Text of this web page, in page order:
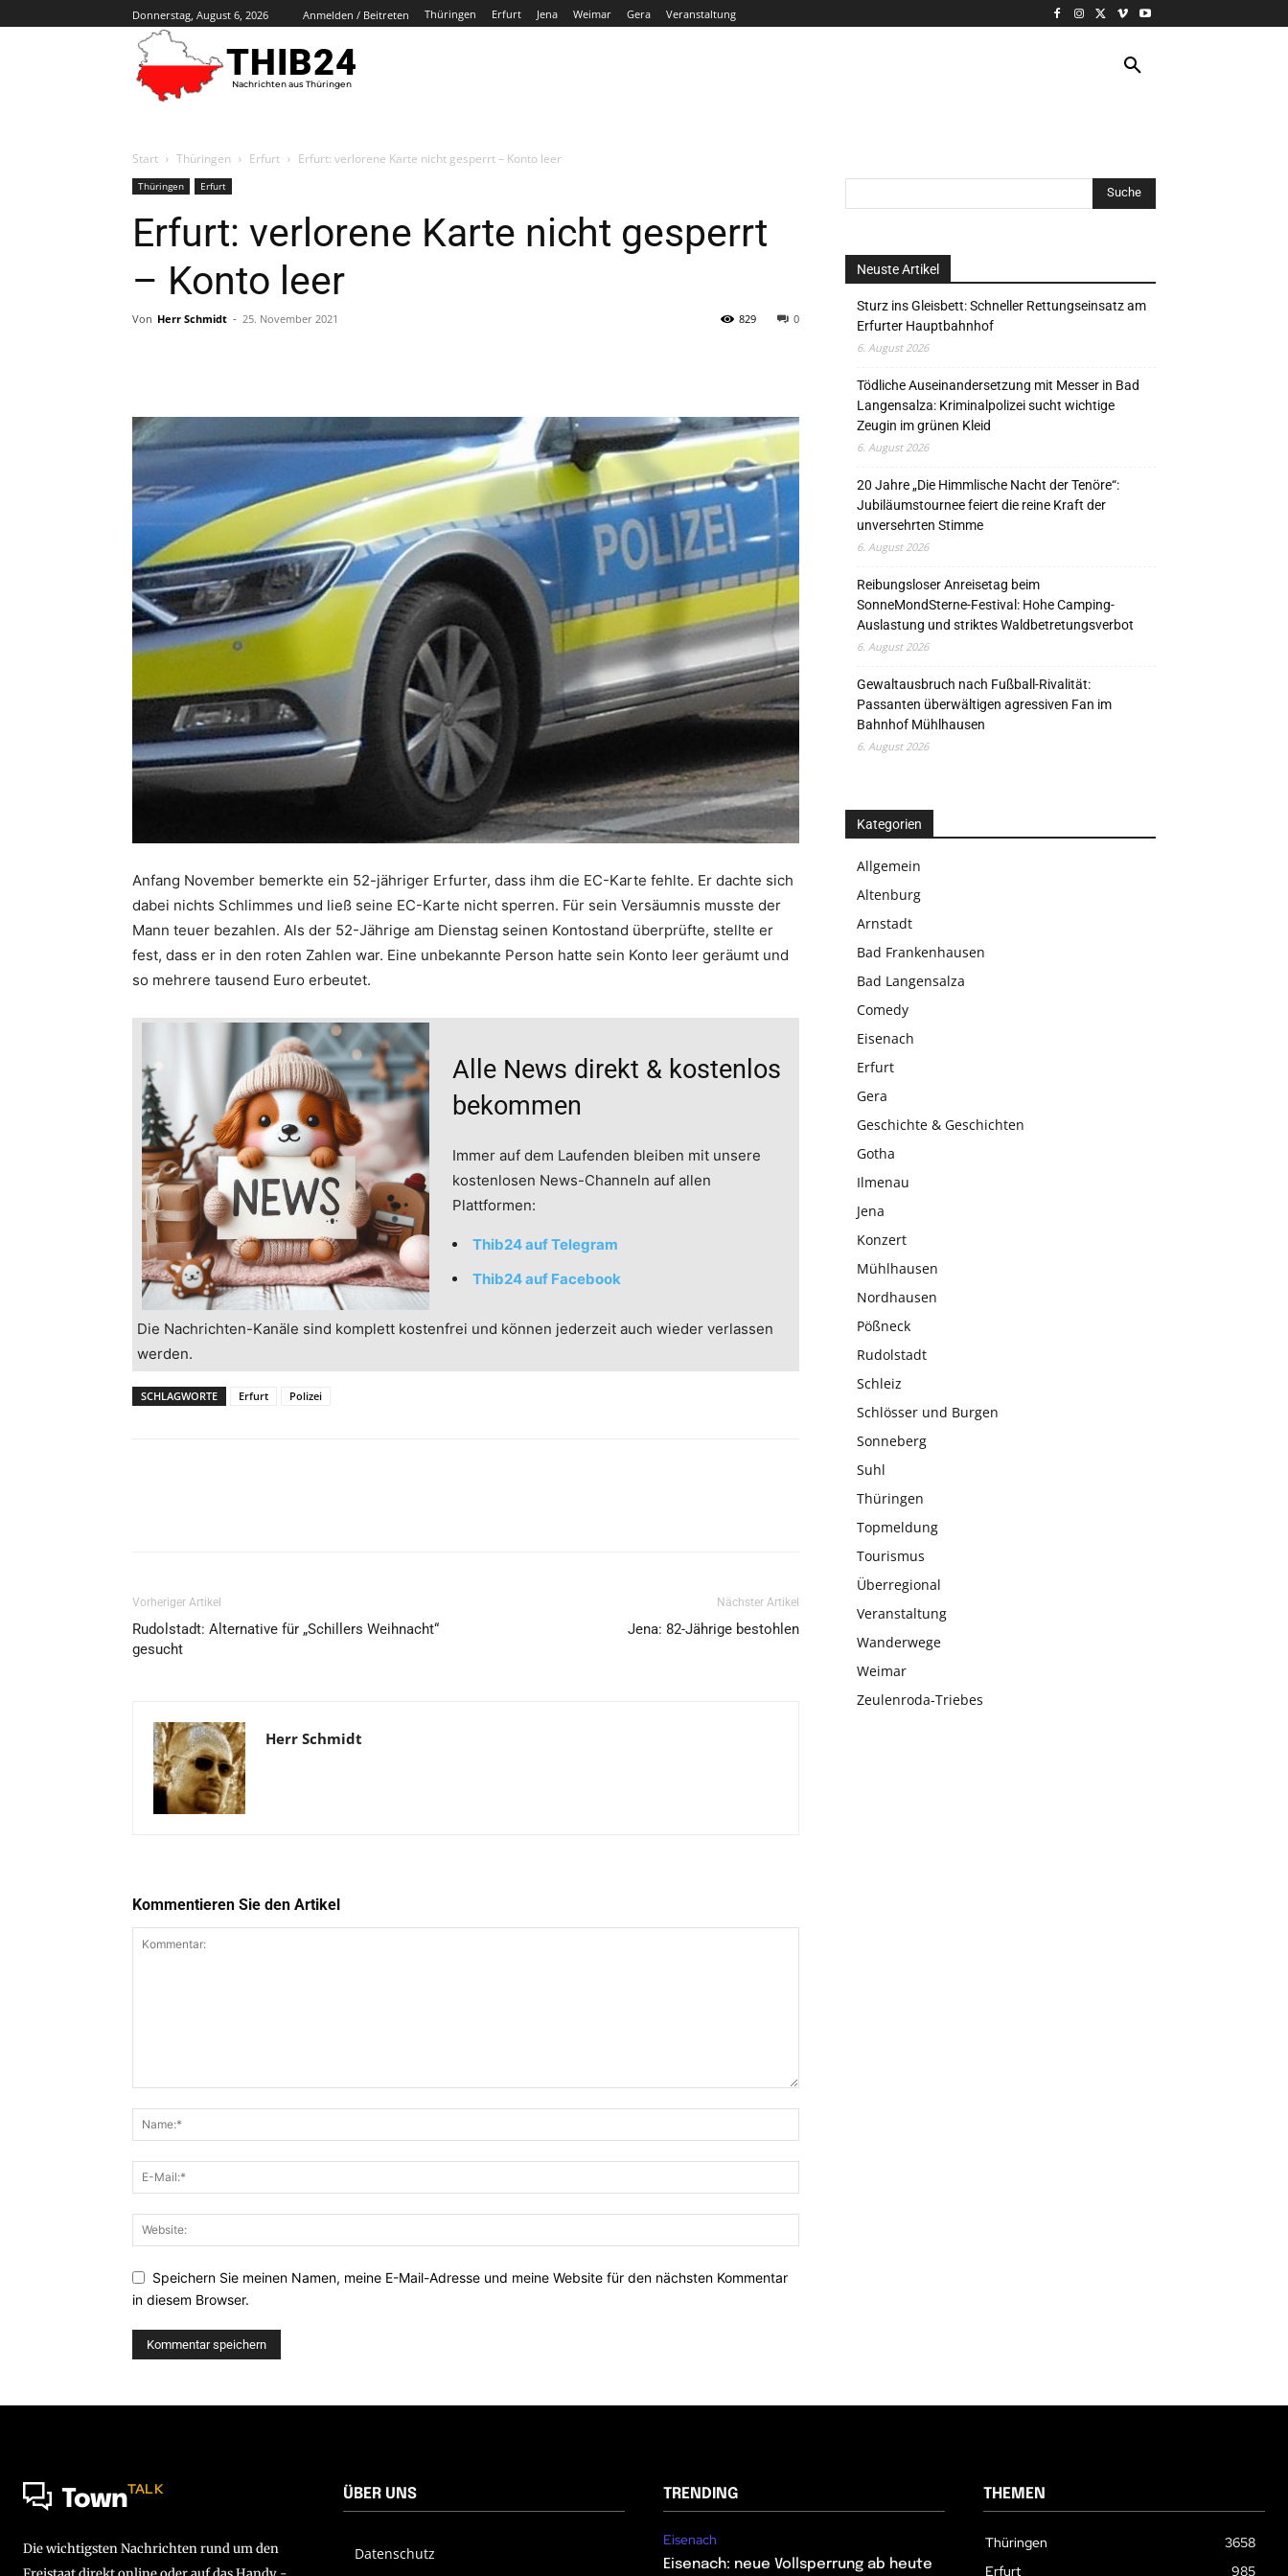
Donnerstag, August 6, 2026 Anmelden / Beitreten Thüringen Erfurt Jena Weimar Gera Veranstaltung
THIB24
Nachrichten aus Thüringen
Start Thüringen Erfurt Erfurt: verlorene Karte nicht gesperrt – Konto leer
Thüringen Erfurt
Erfurt: verlorene Karte nicht gesperrt
– Konto leer
Von Herr Schmidt - 25. November 2021 0
829
Anfang November bemerkte ein 52-jähriger Erfurter, dass ihm die EC-Karte fehlte. Er dachte sich
dabei nichts Schlimmes und ließ seine EC-Karte nicht sperren. Für sein Versäumnis musste der
Mann teuer bezahlen. Als der 52-Jährige am Dienstag seinen Kontostand überprüfte, stellte er
fest, dass er in den roten Zahlen war. Eine unbekannte Person hatte sein Konto leer geräumt und
so mehrere tausend Euro erbeutet.
Alle News direkt & kostenlos
bekommen
Immer auf dem Laufenden bleiben mit unsere
kostenlosen News-Channeln auf allen
Plattformen:
Thib24 auf Telegram
Thib24 auf Facebook
Die Nachrichten-Kanäle sind komplett kostenfrei und können jederzeit auch wieder verlassen
werden.
SCHLAGWORTE Erfurt Polizei
Vorheriger Artikel
Rudolstadt: Alternative für „Schillers Weihnacht“
gesucht
Nächster Artikel
Jena: 82-Jährige bestohlen
Herr Schmidt
Kommentieren Sie den Artikel
Speichern Sie meinen Namen, meine E-Mail-Adresse und meine Website für den nächsten Kommentar
in diesem Browser.
Neuste Artikel
Sturz ins Gleisbett: Schneller Rettungseinsatz am
Erfurter Hauptbahnhof
6. August 2026
Tödliche Auseinandersetzung mit Messer in Bad
Langensalza: Kriminalpolizei sucht wichtige
Zeugin im grünen Kleid
6. August 2026
20 Jahre „Die Himmlische Nacht der Tenöre“:
Jubiläumstournee feiert die reine Kraft der
unversehrten Stimme
6. August 2026
Reibungsloser Anreisetag beim
SonneMondSterne-Festival: Hohe Camping-
Auslastung und striktes Waldbetretungsverbot
6. August 2026
Gewaltausbruch nach Fußball-Rivalität:
Passanten überwältigen agressiven Fan im
Bahnhof Mühlhausen
6. August 2026
Kategorien
Allgemein
Altenburg
Arnstadt
Bad Frankenhausen
Bad Langensalza
Comedy
Eisenach
Erfurt
Gera
Geschichte & Geschichten
Gotha
Ilmenau
Jena
Konzert
Mühlhausen
Nordhausen
Pößneck
Rudolstadt
Schleiz
Schlösser und Burgen
Sonneberg
Suhl
Thüringen
Topmeldung
Tourismus
Überregional
Veranstaltung
Wanderwege
Weimar
Zeulenroda-Triebes
TownTALK
Die wichtigsten Nachrichten rund um den
ÜBER UNS
Datenschutz
TRENDING
Eisenach
Eisenach: neue Vollsperrung ab heute
THEMEN
Thüringen
3658
Erfurt
985